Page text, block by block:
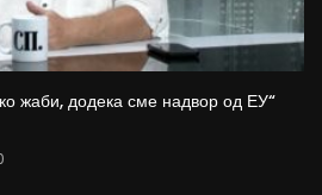
жаби, додека сме надвор од ЕУ“